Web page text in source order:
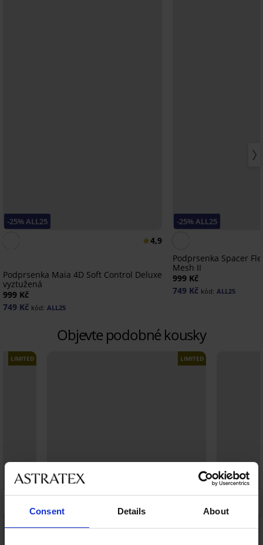
Consent Details About
-25% ALL25
4,9
Podprsenka Maia 4D Soft Control Deluxe
vyztužená
999 Kč
749 Kč kód: ALL25
-25% ALL25
Podprsenka Spacer
Mesh II
999 Kč
749 Kč kód: ALL25
Objevte podobné kousky
LIMITED LIMITED